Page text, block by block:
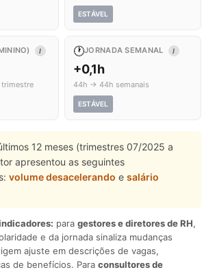
ESTÁVEL
I
trimestre
🕐JORNADA SEMANAL I
+0,1h
44h → 44h semanais
ESTÁVEL
12 meses (trimestres 07/2025 a
apresentou as seguintes
volume desacelerando e salário
para gestores e diretores de RH,
e da jornada sinaliza mudanças
ajuste em descrições de vagas,
de benefícios. Para consultores de